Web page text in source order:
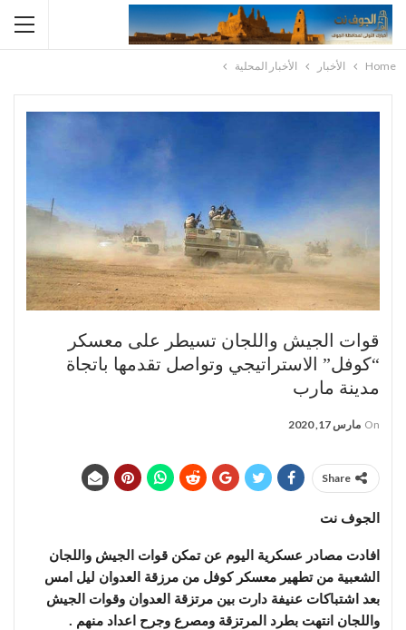
Home الأخبار الأخبار المحلية
قوات الجيش واللجان تسيطر على معسكر
“كوفل” الاستراتيجي وتواصل تقدمها باتجاة
مدينة مارب
On مارس 17, 2020
Share
الجوف نت
افادت مصادر عسكرية اليوم عن تمكن قوات الجيش واللجان
الشعبية من تطهير معسكر كوفل من مرزقة العدوان ليل امس
بعد اشتباكات عنيفة دارت بين مرتزقة العدوان وقوات الجيش
واللجان انتهت بطرد المرتزقة ومصرع وجرح اعداد منهم .